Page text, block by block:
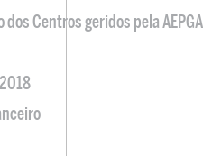
Centros geridos pela AEPGA